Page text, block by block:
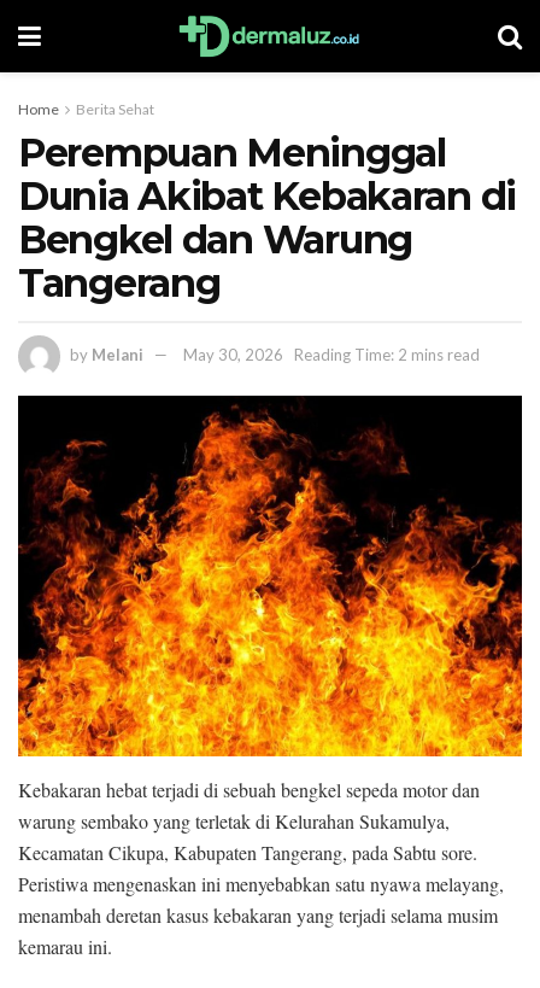
Home Berita Sehat
Perempuan Meninggal
Dunia Akibat Kebakaran di
Bengkel dan Warung
Tangerang
by Melani May 30, 2026 Reading Time: 2 mins read
Kebakaran hebat terjadi di sebuah bengkel sepeda motor dan
warung sembako yang terletak di Kelurahan Sukamulya,
Kecamatan Cikupa, Kabupaten Tangerang, pada Sabtu sore.
Peristiwa mengenaskan ini menyebabkan satu nyawa melayang,
menambah deretan kasus kebakaran yang terjadi selama musim
kemarau ini.